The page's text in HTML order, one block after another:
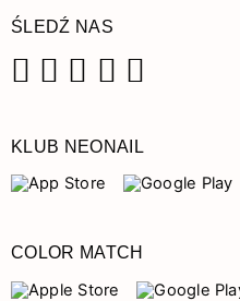
ŚLEDŹ NAS
KLUB NEONAIL
COLOR MATCH